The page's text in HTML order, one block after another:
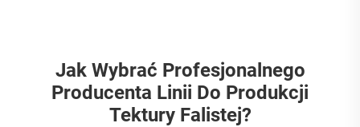
Jak Wybrać Profesjonalnego
Producenta Linii Do Produkcji
Tektury Falistej?